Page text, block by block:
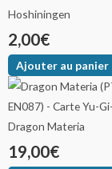
Hoshiningen
2,00€
Ajouter au panier
Dragon Materia
19,00€